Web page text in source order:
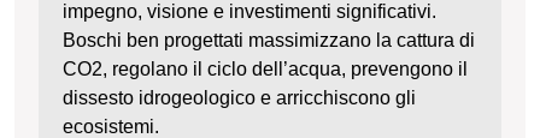
impegno, visione e investimenti significativi.
Boschi ben progettati massimizzano la cattura di
CO2, regolano il ciclo dell’acqua, prevengono il
dissesto idrogeologico e arricchiscono gli
ecosistemi.